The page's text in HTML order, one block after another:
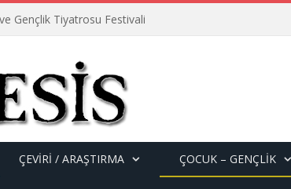
Gençlik Tiyatrosu Festivali
ÇEVİRİ / ARAŞTIRMA ÇOCUK – GENÇLIK